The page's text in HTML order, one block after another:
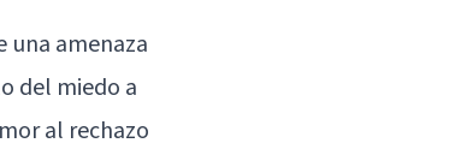
una amenaza
del miedo a
al rechazo